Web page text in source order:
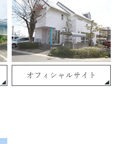
オフィシャルサイト